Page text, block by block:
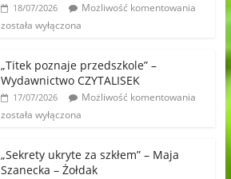
18/07/2026
Możliwość komentowania
została wyłączona
„Titek poznaje przedszkole” –
Wydawnictwo CZYTALISEK
17/07/2026
Możliwość komentowania
została wyłączona
„Sekrety ukryte za szkłem” – Maja
Szanecka – Żołdak